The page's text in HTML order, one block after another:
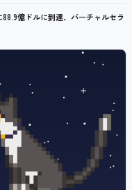
億ドルに到達、バーチャルセラ